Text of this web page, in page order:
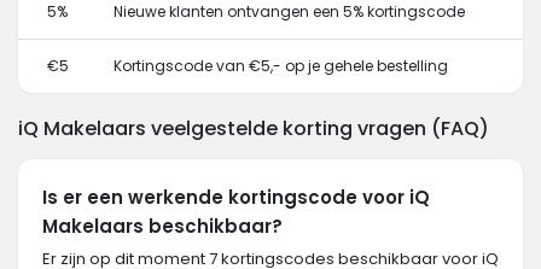
5% Nieuwe klanten ontvangen een 5% kortingscode
€5 Kortingscode van €5,- op je gehele bestelling
iQ Makelaars veelgestelde korting vragen (FAQ)
Is er een werkende kortingscode voor iQ
Makelaars beschikbaar?
Er zijn op dit moment 7 kortingscodes beschikbaar voor iQ